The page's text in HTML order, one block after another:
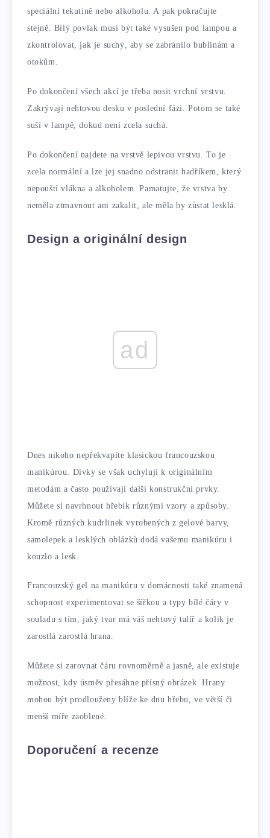
speciální tekutině nebo alkoholu. A pak pokračujte
stejně. Bílý povlak musí být také vysušen pod lampou a
zkontrolovat, jak je suchý, aby se zabránilo bublinám a
otokům.
Po dokončení všech akcí je třeba nosit vrchní vrstvu.
Zakrývají nehtovou desku v poslední fázi. Potom se také
suší v lampě, dokud není zcela suchá.
Po dokončení najdete na vrstvě lepivou vrstvu. To je
zcela normální a lze jej snadno odstranit hadříkem, který
nepouští vlákna a alkoholem. Pamatujte, že vrstva by
neměla ztmavnout ani zakalit, ale měla by zůstat lesklá.
Design a originální design
ad
Dnes nikoho nepřekvapíte klasickou francouzskou
manikúrou. Dívky se však uchylují k originálním
metodám a často používají další konstrukční prvky.
Můžete si navrhnout hřebík různými vzory a způsoby.
Kromě různých kudrlinek vyrobených z gelové barvy,
samolepek a lesklých oblázků dodá vašemu manikúru i
kouzlo a lesk.
Francouzský gel na manikúru v domácnosti také znamená
schopnost experimentovat se šířkou a typy bílé čáry v
souladu s tím, jaký tvar má váš nehtový talíř a kolik je
zarostlá zarostlá hrana.
Můžete si zarovnat čáru rovnoměrně a jasně, ale existuje
možnost, kdy úsměv přesáhne přísný obrázek. Hrany
mohou být prodlouženy blíže ke dnu hřebu, ve větší či
menší míře zaoblené.
Doporučení a recenze